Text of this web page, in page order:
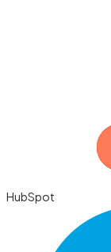
HubSpot